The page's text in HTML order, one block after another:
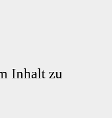
Inhalt zu